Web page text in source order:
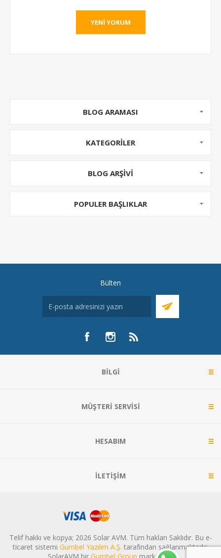
YENI YORUM
BLOG ARAMASI
KATEGORILER
BLOG ARŞIVI
POPULER BAŞLIKLAR
Bülten
BILGI
MÜŞTERI SERVISI
HESABIM
İLETIŞIM
Telif hakkı ve kopya; 2026 Solar AVM. Tüm hakları Saklıdır. Bu e-
ticaret sistemi Gumbel Yazılım A.Ş. tarafından sağlanmaktadır.